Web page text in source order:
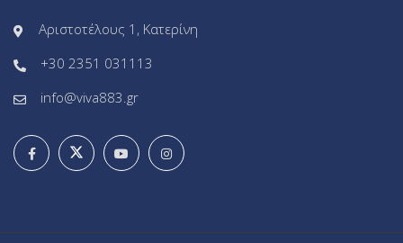
Αριστοτέλους 1, Κατερίνη
+30 2351 031113
info@viva883.gr